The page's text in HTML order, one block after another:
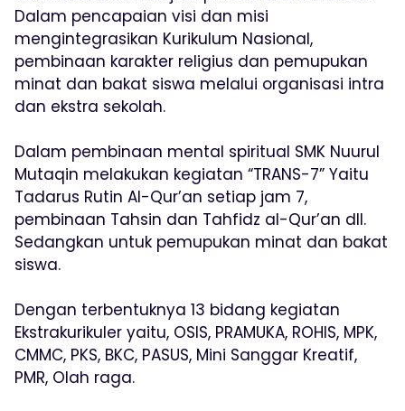
Dalam pencapaian visi dan misi
mengintegrasikan Kurikulum Nasional,
pembinaan karakter religius dan pemupukan
minat dan bakat siswa melalui organisasi intra
dan ekstra sekolah.
Dalam pembinaan mental spiritual SMK Nuurul
Mutaqin melakukan kegiatan “TRANS-7” Yaitu
Tadarus Rutin Al-Qur’an setiap jam 7,
pembinaan Tahsin dan Tahfidz al-Qur’an dll.
Sedangkan untuk pemupukan minat dan bakat
siswa.
Dengan terbentuknya 13 bidang kegiatan
Ekstrakurikuler yaitu, OSIS, PRAMUKA, ROHIS, MPK,
CMMC, PKS, BKC, PASUS, Mini Sanggar Kreatif,
PMR, Olah raga.